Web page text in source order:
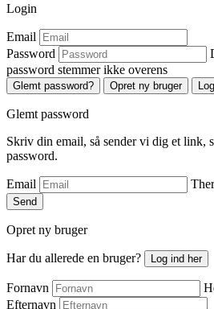
Login
Email
Password
password stemmer ikke overens
Glemt password? Opret ny bruger
Glemt password
Skriv din email, så sender vi dig et link,
password.
Email
Send
Opret ny bruger
Har du allerede en bruger? Log ind her
Fornavn
Efternavn